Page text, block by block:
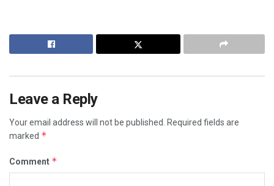
Leave a Reply
Your email address will not be published.
Required fields are
marked *
Comment *